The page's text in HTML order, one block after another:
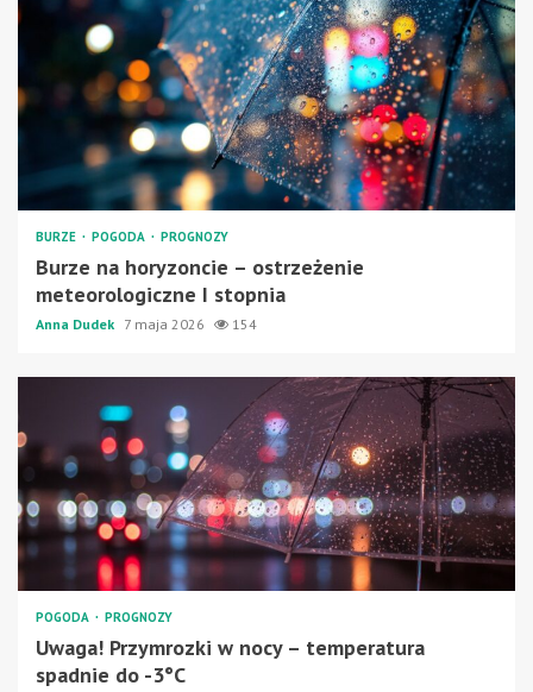
BURZE POGODA PROGNOZY
Burze na horyzoncie – ostrzeżenie
meteorologiczne I stopnia
Anna Dudek 7 maja 2026 154
POGODA PROGNOZY
Uwaga! Przymrozki w nocy – temperatura
spadnie do -3°C